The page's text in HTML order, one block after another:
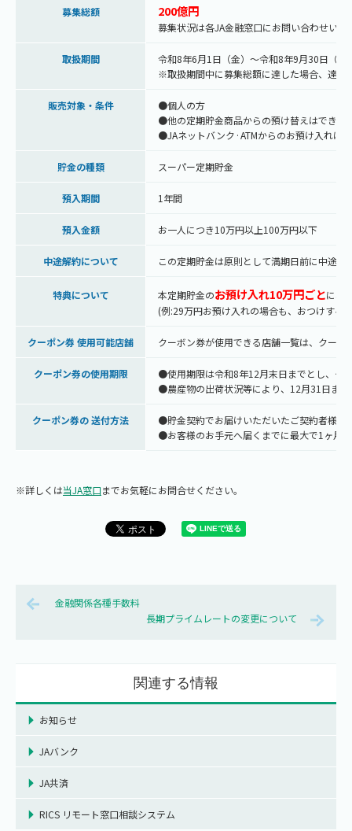
募集総額 200億円
募集状況は各JA金融窓口にお問い合わせいた
取扱期間
令和8年6月1日（金）～令和8年9月30日（水
※取扱期間中に募集総額に達した場合、達成
販売対象・条件
●個人の方
●他の定期貯金商品からの預け替えはできま
●JAネットバンク·ATMからのお預け入れは
貯金の種類 スーパー定期貯金
預入期間 1年間
預入金額 お一人につき10万円以上100万円以下
中途解約について この定期貯金は原則として満期日前に中途解
特典について 本定期貯金のお預け入れ10万円ごとに、
(例:29万円お預け入れの場合も、おつけする
クーポン券 使用可能店舖 クーボン券が使用できる店舗一覧は、クー
クーポン券の使用期限
●使用期限は令和8年12月末日までとし、そ
●農産物の出荷状況等により、12月31日ま
クーポン券の 送付方法
●貯金契約でお届けいただいたご契約者様の
●お客様のお手元へ届くまでに最大で1ヶ月
※詳しくは当JA窓口までお気軽にお問合せください。
金融関係各種手数料
長期プライムレートの変更について
関連する情報
お知らせ
JAバンク
JA共済
RICS リモート窓口相談システム